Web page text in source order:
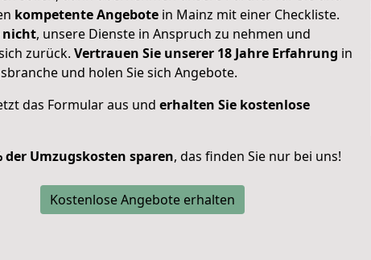
kompetente Angebote in Mainz mit einer Checkliste.
nicht, unsere Dienste in Anspruch zu nehmen und
zurück. Vertrauen Sie unserer 18 Jahre Erfahrung in
und holen Sie sich Angebote.
das Formular aus und erhalten Sie kostenlose
der Umzugskosten sparen, das finden Sie nur bei uns!
Kostenlose Angebote erhalten